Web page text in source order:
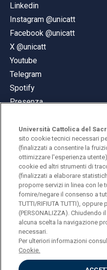
Linkedin
Instagram @unicatt
Facebook @unicatt
X @unicatt
Youtube
Telegram
Spotify
Presenza
© Università Cattolica del
Largo A. Gemelli 1, 20123
PI 02133120150
ENGLISH
Università Cattolica del
sito cookie tecnici necessari
(finalizzati a consentire la
ottimizzare l'esperienza
cookie ed altri strumenti di
(finalizzati a elaborare
proporre servizi in linea con le
fornire/negare il consenso a
TUTTI/RIFIUTA TUTTI),
(PERSONALIZZA). Chiudendo
alcuna scelta la navigazione
necessari.
Per ulteriori informazioni
Cookie.